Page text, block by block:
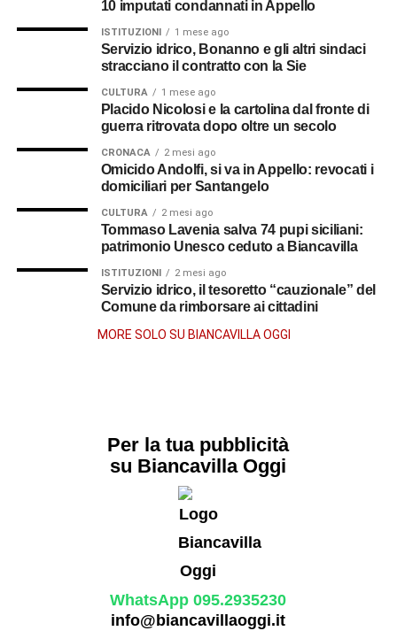
Il 14 dicembre 1922 venne nominato parroco della chiesa
di Santa Maria di Porto Salvo a Gallico Marina
raggiunse anche la sorella Rosa, che da Biancavilla si
trasferì accanto a lui. Per molti anni affiancò al ministero
sacerdotale l’insegnamento nelle scuole elementari,
conquistando la stima delle famiglie e dedicandosi alla
ricostruzione della comunità dopo il devastante terremoto
del 1908. Il suo nome resta infatti legato anche alla
rinascita della chiesa parrocchiale di Gallico.
Il ritorno a Biancavilla
parrocchia e fece ritorno nella sua Biancavilla. Aveva
attraversato conventi, diocesi, campi di battaglia e
comunità lontane. Eppure il suo ultimo approdo fu
Anna e Carmelo Mazzaglia, si spense il 21 luglio 1949,
vivendo gli ultimi anni in dignitosa sobrietà.
© RIPRODUZIONE RISERVATA
In Calabria premio al sacerdote
Vincenzo Stissi, 77 anni dopo la
10 imputati condannati in Appello
ISTITUZIONI 1 mese ago
Servizio idrico, Bonanno e gli altri sindaci
stracciano il contratto con la Sie
CULTURA 1 mese ago
Placido Nicolosi e la cartolina dal fronte di
guerra ritrovata dopo oltre un secolo
CRONACA 2 mesi ago
Omicido Andolfi, si va in Appello: revocati i
domiciliari per Santangelo
CULTURA 2 mesi ago
Tommaso Lavenia salva 74 pupi siciliani:
patrimonio Unesco ceduto a Biancavilla
ISTITUZIONI 2 mesi ago
Servizio idrico, il tesoretto “cauzionale” del
Comune da rimborsare ai cittadini
MORE SOLO SU BIANCAVILLA OGGI
Per la tua pubblicità
su Biancavilla Oggi
WhatsApp 095.2935230
info@biancavillaoggi.it